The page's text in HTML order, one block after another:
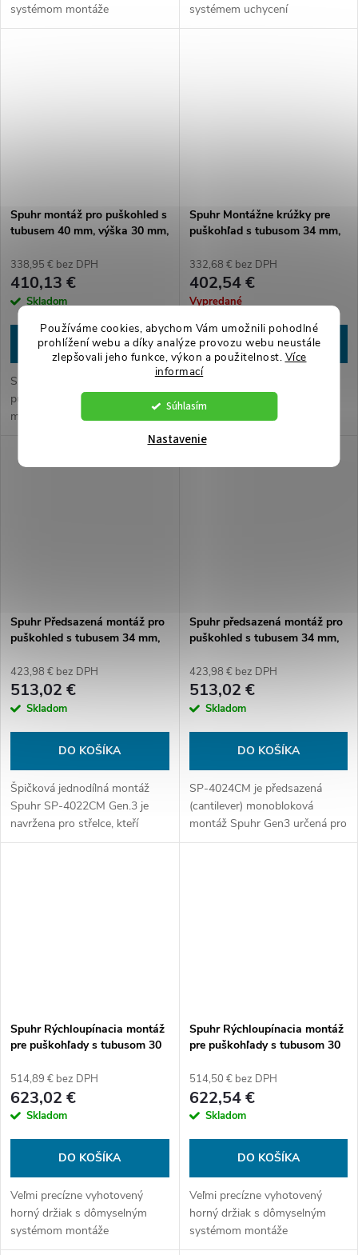
Používáme cookies, abychom Vám umožnili pohodlné
prohlížení webu a díky analýze provozu webu neustále
zlepšovali jeho funkce, výkon a použitelnost. Více
informací
Súhlasím
Nastavenie
systémom montáže
príslušenstva. So zostavou
systémem uchycení
příslušenství. S montáží Spuhr
Spuhr montáž pro puškohled s
tubusem 40 mm, výška 30 mm,
338,95 € bez DPH
410,13 €
Skladom
DO KOŠÍKA
SP-7001 Spuhr montáž pro
puškohled 40 mm / výška 30
mm / bez sklonu.
Spuhr Montážne krúžky pre
puškohľad s tubusom 34 mm,
332,68 € bez DPH
402,54 €
Vypredané
DETAIL
Veľmi precízne vyrobené
montážne krúžky so
sofistikovaným systémom
upevnenia príslušenstva. So
obávať používať ani tie
Spuhr Předsazená montáž pro
puškohled s tubusem 34 mm,
(Gen.3)
423,98 € bez DPH
513,02 €
Skladom
DO KOŠÍKA
Špičková jednodílná montáž
Spuhr SP-4022CM Gen.3 je
navržena pro střelce, kteří
vyžadují maximální přesnost,
Spuhr předsazená montáž pro
puškohled s tubusem 34 mm,
Gen3
423,98 € bez DPH
513,02 €
Skladom
DO KOŠÍKA
SP-4024CM je předsazená
(cantilever) monobloková
montáž Spuhr Gen3 určená pro
puškohledy s tubusem 34 mm.
Spuhr Rýchloupínacia montáž
pre puškohľady s tubusom 30
514,89 € bez DPH
623,02 €
Skladom
DO KOŠÍKA
Veľmi precízne vyhotovený
horný držiak s dômyselným
systémom montáže
príslušenstva. So zostavou
Spuhr Rýchloupínacia montáž
pre puškohľady s tubusom 30
514,50 € bez DPH
622,54 €
Skladom
DO KOŠÍKA
Veľmi precízne vyhotovený
horný držiak s dômyselným
systémom montáže
príslušenstva. So zostavou